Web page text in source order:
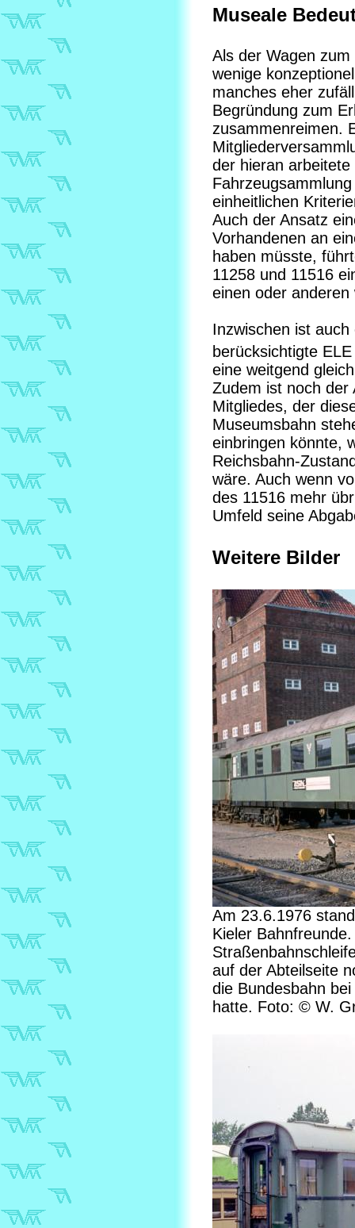
Museale
Als der Wagen
wenige
manches eher
Begründung zum
zusammenreimen.
der hieran
einheitlichen
Auch der Ansatz
Vorhandenen an
haben müsste,
11258 und 11516
einen oder
Inzwischen ist
berücksichtigte
eine weitgend
Zudem ist noch der
Mitgliedes, der
Museumsbahn
einbringen könnte,
Reichsbahn-
wäre. Auch wenn
des 11516 mehr
Umfeld seine
Weitere Bilder
Am 23.6.1976
Kieler
auf der Abteilseite
die Bundesbahn
hatte. Foto: © W.